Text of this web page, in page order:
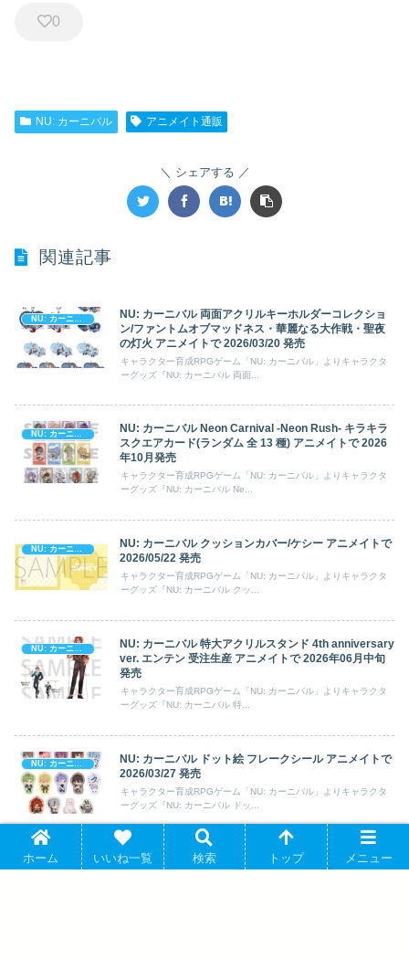
0
NU: カーニバル アニメイト通販
シェアする
関連記事
NU: カーニバル 両面アクリルキーホルダーコレクショ
ン/ファントムオブマッドネス・華麗なる大作戦・聖夜
の灯火 アニメイトで 2026/03/20 発売
キャラクター育成RPGゲーム「NU: カーニバル」よりキャラクタ
ーグッズ『NU: カーニバル 両面...
NU: カーニバル Neon Carnival -Neon Rush- キラキラ
スクエアカード(ランダム 全 13 種) アニメイトで 2026
年10月発売
キャラクター育成RPGゲーム「NU: カーニバル」よりキャラクタ
ーグッズ『NU: カーニバル Ne...
NU: カーニバル クッションカバー/ケシー アニメイトで
2026/05/22 発売
キャラクター育成RPGゲーム「NU: カーニバル」よりキャラクタ
ーグッズ『NU: カーニバル クッ...
NU: カーニバル
NU: カーニバル 特大アクリルスタンド 4th anniversary
ver. エンテン 受注生産 アニメイトで 2026年06月中旬
発売
キャラクター育成RPGゲーム「NU: カーニバル」よりキャラクタ
ーグッズ『NU: カーニバル 特...
NU: カーニバル
NU: カーニバル ドット絵 フレークシール アニメイトで
2026/03/27 発売
キャラクター育成RPGゲーム「NU: カーニバル」よりキャラクタ
ーグッズ『NU: カーニバル ドッ...
NU: カーニバル 2025/04/26 発売
ホーム いいね一覧 検索 トップ メニュー